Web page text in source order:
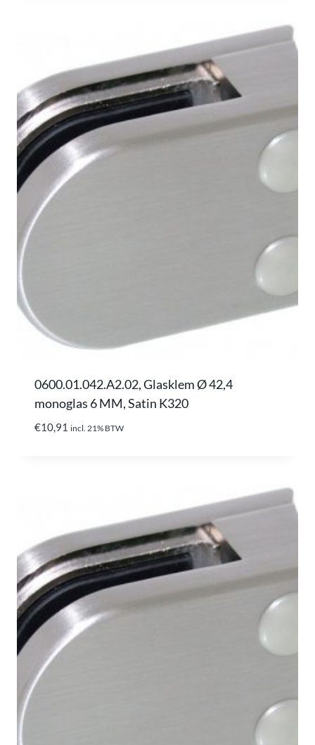
0600.01.042.A2.02, Glasklem Ø 42,4
monoglas 6 MM, Satin K320
€10,91 incl. 21% BTW